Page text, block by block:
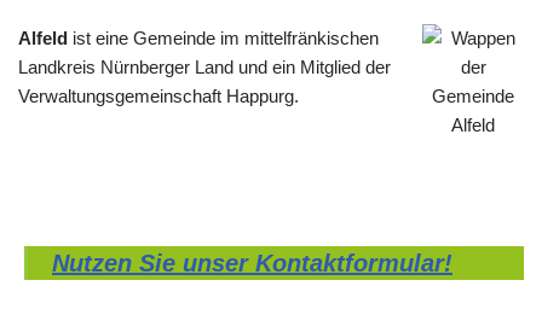
Alfeld ist eine Gemeinde im mittelfränkischen
Landkreis Nürnberger Land und ein Mitglied der
Verwaltungsgemeinschaft Happurg.
Nutzen Sie unser Kontaktformular!